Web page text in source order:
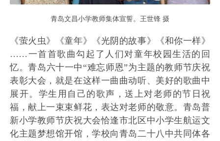
青岛文昌小学教师集体宣誓。王世锋 摄
《萤火虫》《童年》《光阴的故事》《和你一样》
……一首首歌曲勾起了人们对童年校园生活的回
忆。青岛六十一中“难忘师恩”为主题的教师节庆祝
表彰大会，就是在这样一曲曲动听、美好的歌曲中
展开。学生用自己的歌声，送上对老师的节日祝
福，献上一束束鲜花，表达对老师的敬意。青岛普
新小学教师节庆祝大会恰逢市北区中小学生航运文
化主题梦想馆开馆，学校向青岛二十八中共同体各